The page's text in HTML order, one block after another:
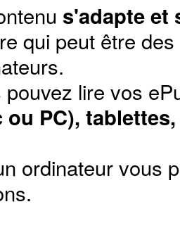
s'adapte et
qui peut être
pouvez lire vos
ou PC),
ordinateur vous
.